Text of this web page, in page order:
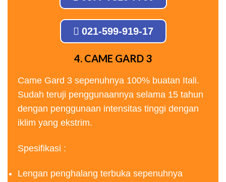
021-599-919-17
4. CAME GARD 3
Came Gard 3 sepenuhnya 100% buatan Itali.
Sudah teruji penggunaannya selama 15 tahun
dengan penggunaan intensitas tinggi dengan
iklim yang ekstrim.
Spesifikasi :
Lengan penghalang terbuka sepenuhnya